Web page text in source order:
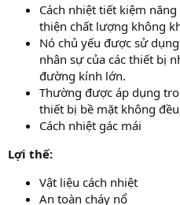
Cách nhiệt tiết kiệm
thiện chất lượng không
Nó chủ yếu được sử
nhân sự của các thiết bị
đường kính lớn.
Thường được áp dụng
thiết bị bề mặt không
Cách nhiệt gác mái
Lợi thế:
Vật liệu cách nhiệt
An toàn cháy nổ